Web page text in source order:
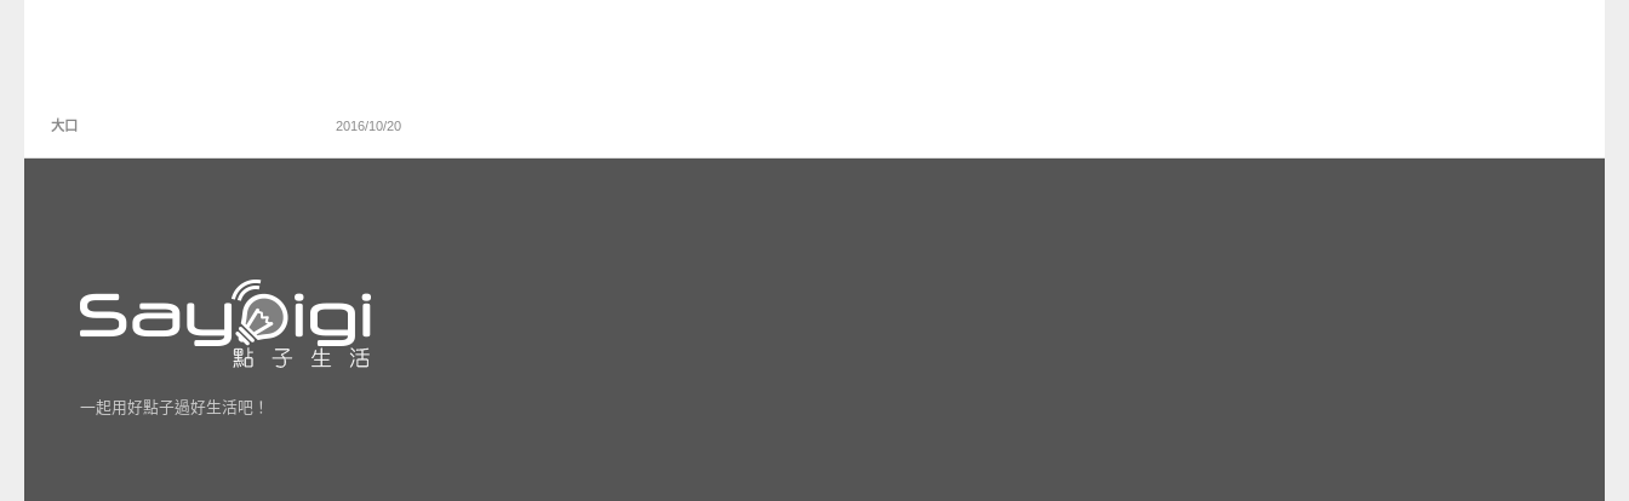
大口 2016/10/20
一起用好點子過好生活吧！